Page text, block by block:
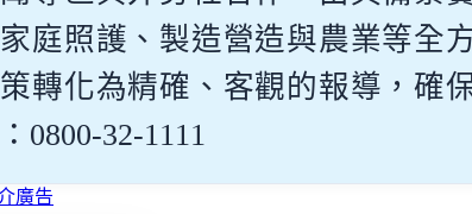
氏量表評估
麼?
廣告
庭照護、製造營造與農業等全
轉化為精確、客觀的報導，確
0800-32-1111